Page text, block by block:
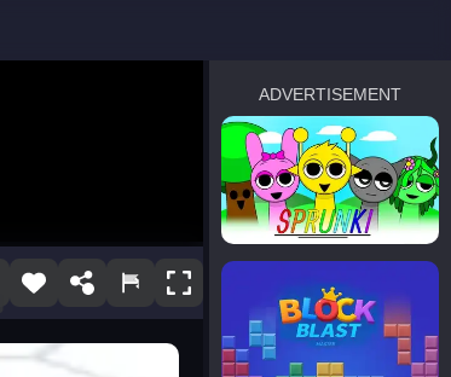
ADVERTISEMENT
sprunki
Blocky Blast!